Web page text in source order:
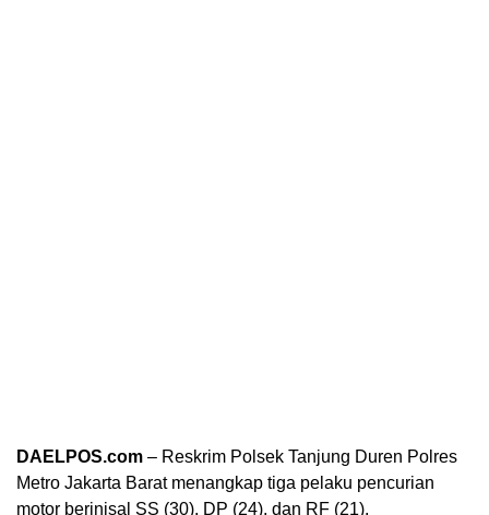
DAELPOS.com – Reskrim Polsek Tanjung Duren Polres
Metro Jakarta Barat menangkap tiga pelaku pencurian
motor berinisal SS (30), DP (24), dan RF (21).